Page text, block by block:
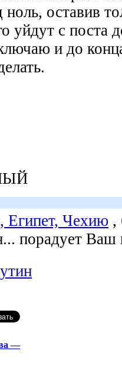
оставив
уйдут с поста
и до
Египет, Чехию ,
порадует Ваш
—